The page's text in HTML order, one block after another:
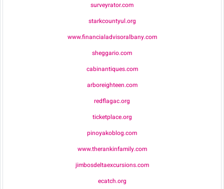
surveyrator.com
starkcountyul.org
www.financialadvisoralbany.com
sheggario.com
cabinantiques.com
arboreighteen.com
redflagac.org
ticketplace.org
pinoyakoblog.com
www.therankinfamily.com
jimbosdeltaexcursions.com
ecatch.org